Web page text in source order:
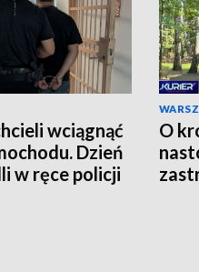
wciągnąć
Dzień
w ręce policji
O